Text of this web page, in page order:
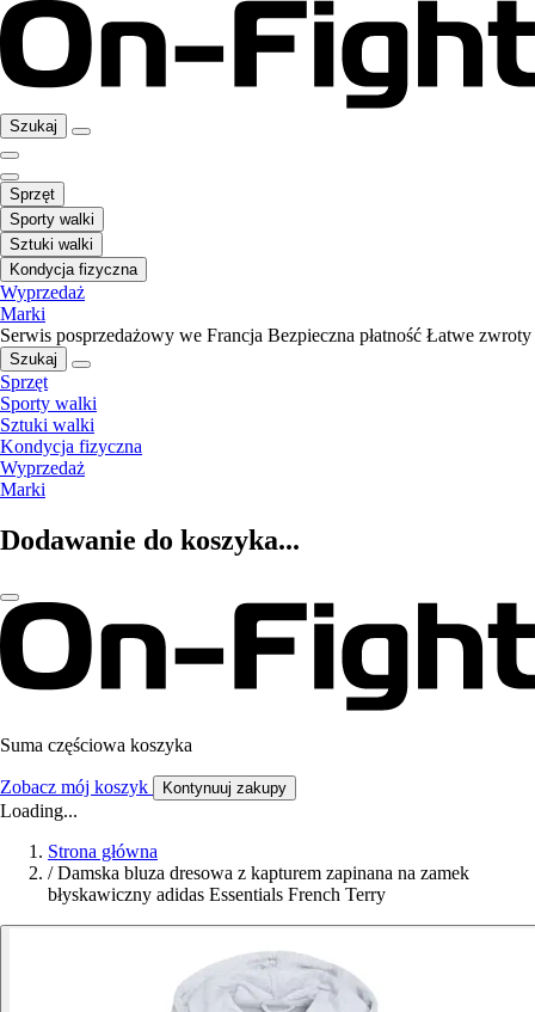
Szukaj
Sprzęt
Sporty walki
Sztuki walki
Kondycja fizyczna
Wyprzedaż
Marki
Serwis posprzedażowy we Francja Bezpieczna płatność Łatwe zwroty
Szukaj
Sprzęt
Sporty walki
Sztuki walki
Kondycja fizyczna
Wyprzedaż
Marki
Dodawanie do koszyka...
Suma częściowa koszyka
Zobacz mój koszyk Kontynuuj zakupy
Loading...
Strona główna
/ Damska bluza dresowa z kapturem zapinana na zamek
błyskawiczny adidas Essentials French Terry